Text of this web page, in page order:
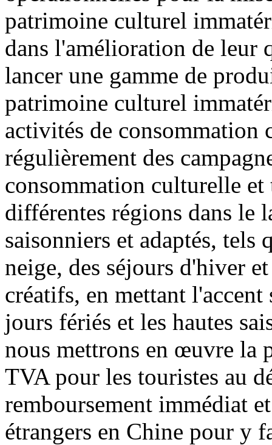
patrimoine culturel
dans l'amélioration de leur
lancer une gamme de
patrimoine culturel
activités de
régulièrement des
consommation culturelle
différentes régions dans le
saisonniers et adaptés, tels
neige, des séjours d'hiver
créatifs, en mettant
jours fériés et les hautes
nous mettrons en œuvre la
TVA pour les touristes au
remboursement immédiat
étrangers en Chine pour y